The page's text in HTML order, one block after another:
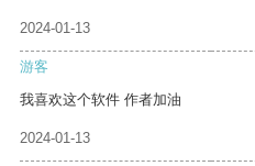
2024-01-13
游客
我喜欢这个软件 作者加油
2024-01-13